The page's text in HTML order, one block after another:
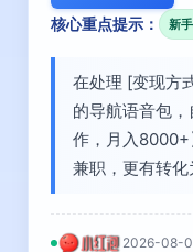
核心重点提示： 新
在处理 [变现方
的导航语音包
作，月入8000+
兼职，更有转化
2026-08-